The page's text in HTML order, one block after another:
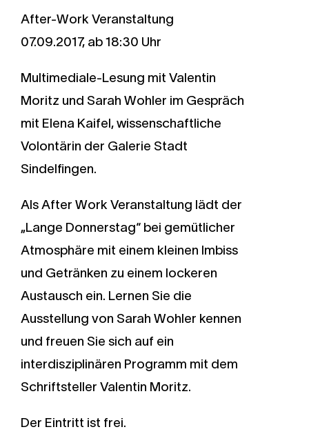
After-Work Veranstaltung
07.09.2017, ab 18:30 Uhr
Multimediale-Lesung mit Valentin
Moritz und Sarah Wohler im Gespräch
mit Elena Kaifel, wissenschaftliche
Volontärin der Galerie Stadt
Sindelfingen.
Als After Work Veranstaltung lädt der
„Lange Donnerstag“ bei gemütlicher
Atmosphäre mit einem kleinen Imbiss
und Getränken zu einem lockeren
Austausch ein. Lernen Sie die
Ausstellung von Sarah Wohler kennen
und freuen Sie sich auf ein
interdisziplinären Programm mit dem
Schriftsteller Valentin Moritz.
Der Eintritt ist frei.